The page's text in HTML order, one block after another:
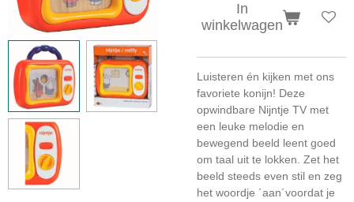
In
winkelwagen
Luisteren én kijken met ons
favoriete konijn! Deze
opwindbare Nijntje TV met
een leuke melodie en
bewegend beeld leent goed
om taal uit te lokken. Zet het
beeld steeds even stil en zeg
het woordje ´aan´voordat je